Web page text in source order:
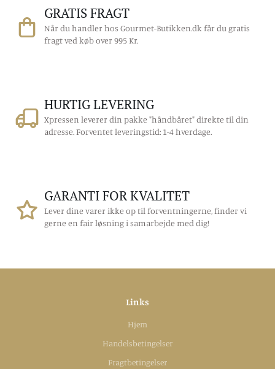
GRATIS FRAGT
Når du handler hos Gourmet-Butikken.dk får du gratis
fragt ved køb over 995 Kr.
HURTIG LEVERING
Xpressen leverer din pakke "håndbåret" direkte til din
adresse. Forventet leveringstid: 1-4 hverdage.
GARANTI FOR KVALITET
Lever dine varer ikke op til forventningerne, finder vi
gerne en fair løsning i samarbejde med dig!
Links
Hjem
Handelsbetingelser
Fragtbetingelser